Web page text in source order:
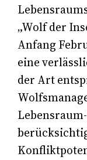
„Wolf der
Anfang
eine
der Art